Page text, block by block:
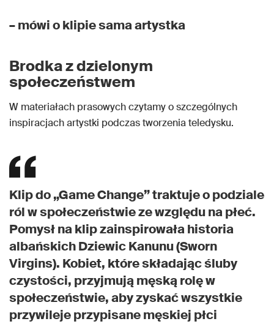
– mówi o klipie sama artystka
Brodka z dzielonym
społeczeństwem
W materiałach prasowych czytamy o szczególnych
inspiracjach artystki podczas tworzenia teledysku.
Klip do „Game Change” traktuje o podziale
ról w społeczeństwie ze względu na płeć.
Pomysł na klip zainspirowała historia
albańskich Dziewic Kanunu (Sworn
Virgins). Kobiet, które składając śluby
czystości, przyjmują męską rolę w
społeczeństwie, aby zyskać wszystkie
przywileje przypisane męskiej płci